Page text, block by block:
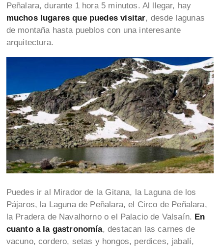
Peñalara, durante 1 hora 5 minutos. Al llegar, hay
muchos lugares que puedes visitar, desde lagunas
de montaña hasta pueblos con una interesante
arquitectura.
Puedes ir al Mirador de la Gitana, la Laguna de los
Pájaros, la Laguna de Peñalara, el Circo de Peñalara,
la Pradera de Navalhorno o el Palacio de Valsaín. En
cuanto a la gastronomía, destacan las carnes de
vacuno, cordero, setas y hongos, perdices, jabalí,